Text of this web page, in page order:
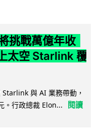
挑戰萬億年收
太空 Starlink 覆
與 AI 業務帶動，
。行政總裁 Elon...
閱讀